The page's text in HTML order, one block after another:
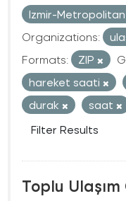
Izmir-
Organizations:
Formats:
ZIP
hareket saati
durak
saat
Filter Results
Toplu